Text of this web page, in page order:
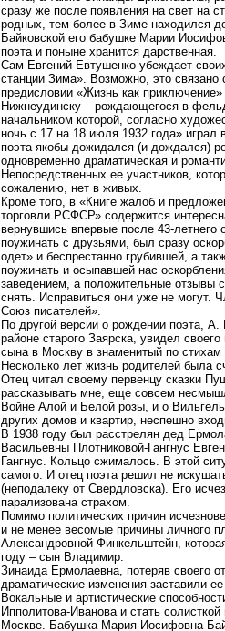
сразу же после появления на свет на
родных, тем более в Зиме находился
Байковской его бабушке Марии
поэта и поныне хранится дарственная.
Сам Евгений Евтушенко убеждает
станции Зима». Возможно, это связано
предисловии «Жизнь как
Нижнеудинску – рождающегося в
начальником которой, согласно
ночь с 17 на 18 июля 1932 года» играл
поэта якобы дожидался (и дождался)
одновременно драматическая и
Непосредственных ее участников,
сожалению, нет в живых.
Кроме того, в «Книге жалоб и
торговли РСФСР» содержится
вернувшись впервые после 43-
поужинать с друзьями, был сразу
одет» и беспрестанно грубившей, а
поужинать и осыпавшей нас
заведением, а положительные отзывы
снять. Исправиться они уже не могут.
Союз писателей».
По другой версии о рождении поэта, А.
районе старого Заярска, увидел
сына в Москву в знаменитый по
Несколько лет жизнь родителей была
Отец читал своему первенцу сказки
рассказывать мне, еще совсем
Войне Алой и Белой розы, и о
других домов и квартир, неспешно
В 1938 году был расстрелян дед
Васильевны Плотниковой-Гангнус
Гангнус. Кольцо сжималось. В этой
самого. И отец поэта решил не
(неподалеку от Свердловска). Его
парализована страхом.
Помимо политических причин
и не менее весомые причины личного
Александровной Финкельштейн,
году – сын Владимир.
Зинаида Ермолаевна, потеряв своего
драматические изменения заставили
Вокальные и артистические
Ипполитова-Иванова и стать
Москве. Бабушка Мария Иосифовна